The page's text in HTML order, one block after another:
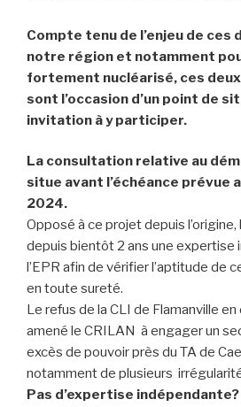
Compte tenu de l’enjeu de ces
notre région et notamment
fortement nucléarisé, ces
sont l’occasion d’un point de
invitation à y participer.
La consultation relative au
situe avant l’échéance prévue
2024.
Opposé à ce projet depuis
depuis bientôt 2 ans une expertise
l’EPR afin de vérifier l’aptitude de
en toute sureté.
Le refus de la CLI de Flamanville
amené le CRILAN à engager un
excès de pouvoir près du TA de
notamment de plusieurs
Pas d’expertise